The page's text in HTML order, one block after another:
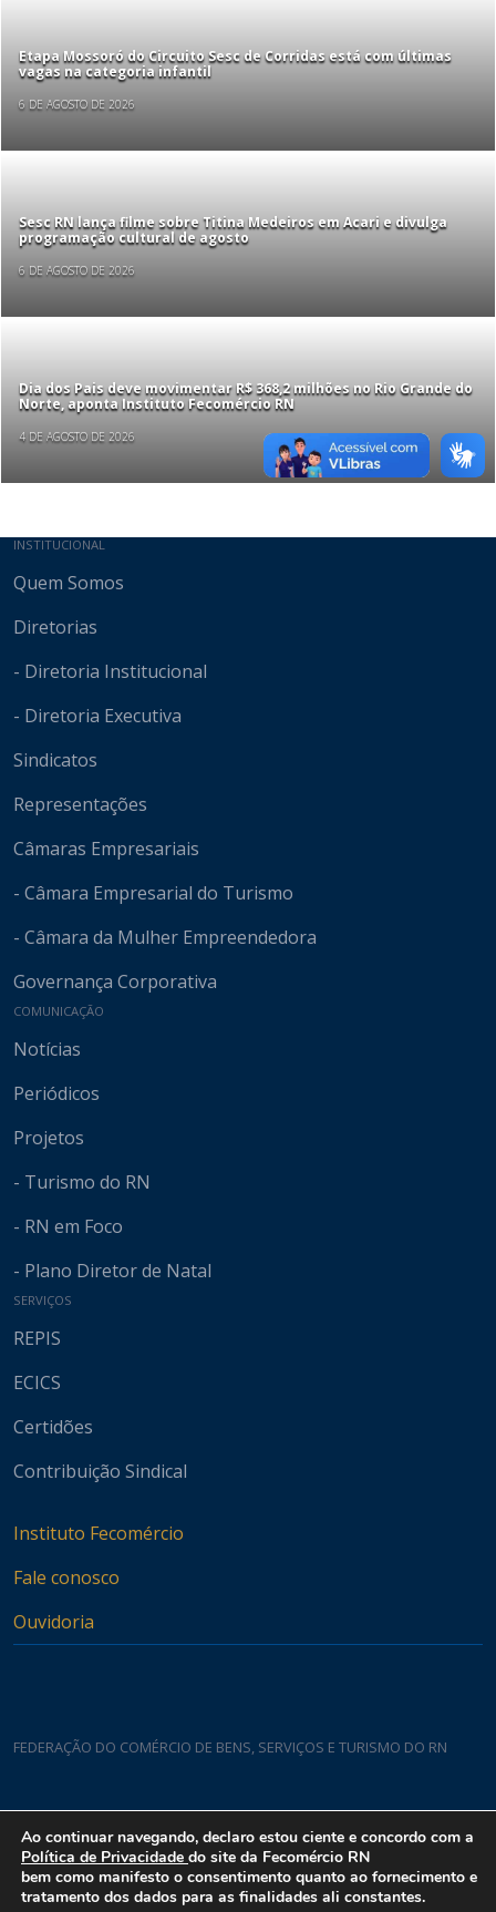
Etapa Mossoró do Circuito Sesc de Corridas está com últimas
vagas na categoria infantil
6 DE AGOSTO DE 2026
Sesc RN lança filme sobre Titina Medeiros em Acari e divulga
programação cultural de agosto
6 DE AGOSTO DE 2026
Dia dos Pais deve movimentar R$ 368,2 milhões no Rio Grande do
Norte, aponta Instituto Fecomércio RN
4 DE AGOSTO DE 2026
Mapa do site
INSTITUCIONAL
Quem Somos
Diretorias
- Diretoria Institucional
- Diretoria Executiva
Sindicatos
Representações
Câmaras Empresariais
- Câmara Empresarial do Turismo
- Câmara da Mulher Empreendedora
Governança Corporativa
COMUNICAÇÃO
Notícias
Periódicos
Projetos
- Turismo do RN
- RN em Foco
- Plano Diretor de Natal
SERVIÇOS
REPIS
ECICS
Certidões
Contribuição Sindical
Instituto Fecomércio
Fale conosco
Ouvidoria
FEDERAÇÃO DO COMÉRCIO DE BENS, SERVIÇOS E TURISMO DO RN
Rua Padre João Damasceno, 1935 - Lagoa Nova CEP 59075-760
Ao continuar navegando, declaro estou ciente e concordo com a
Política de Privacidade do site da Fecomércio RN
bem como manifesto o consentimento quanto ao fornecimento e
tratamento dos dados para as finalidades ali constantes.